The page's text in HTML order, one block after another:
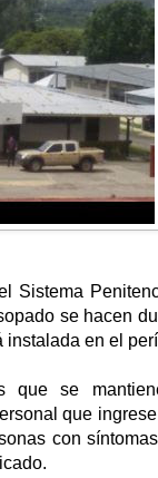
Sistema
se hacen
instalada en el
que se
que
con